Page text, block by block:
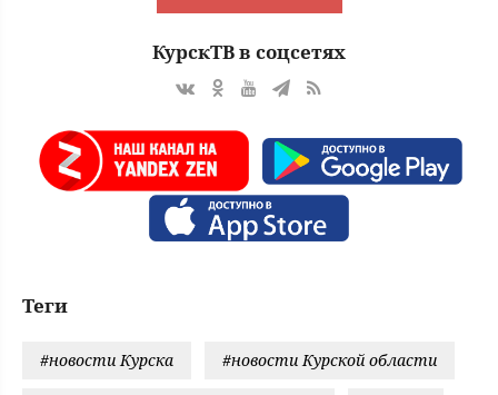
КурскТВ в соцсетях
Теги
#новости Курска #новости Курской области